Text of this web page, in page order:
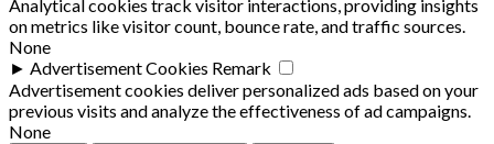
Analytical cookies track visitor interactions, providing insights
on metrics like visitor count, bounce rate, and traffic sources.
None
► Advertisement Cookies Remark
Advertisement cookies deliver personalized ads based on your
previous visits and analyze the effectiveness of ad campaigns.
None